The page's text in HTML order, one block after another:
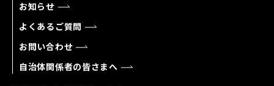
お知らせ
よくあるご質問
お問い合わせ
自治体関係者の皆さまへ